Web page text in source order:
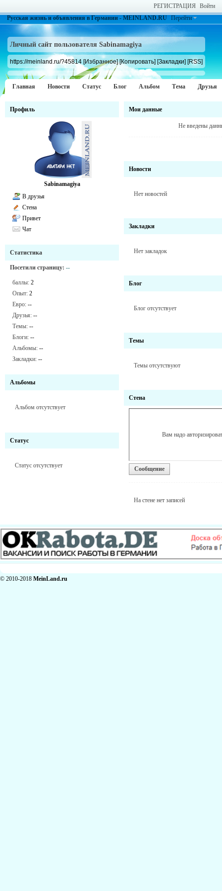
РЕГИСТРАЦИЯ Войти
Русская жизнь и объявления в Германии - MEINLAND.RU Перейти
Личный сайт пользователя Sabinamagiya
https://meinland.ru/?45814 [Избранное] [Копировать] [Закладки] [RSS]
Главная Новости Статус Блог Альбом Тема Друзья
Профиль
Sabinamagiya
В друзья
Стена
Привет
Чат
Статистика
Посетили страницу: --
баллы: 2
Опыт: 2
Евро: --
Друзья: --
Темы: --
Блоги: --
Альбомы: --
Закладки: --
Альбомы
Альбом отсутствует
Статус
Статус отсутствует
Мои данные
Не введены
Новости
Нет новостей
Закладки
Нет закладок
Блог
Блог отсутствует
Темы
Темы отсутствуют
Стена
Вам надо
Сообщение
На стене нет записей
© 2010-2018 MeinLand.ru